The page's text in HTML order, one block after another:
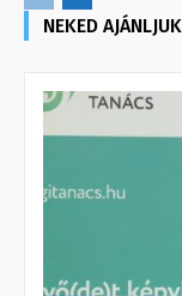
NEKED AJÁNLJUK